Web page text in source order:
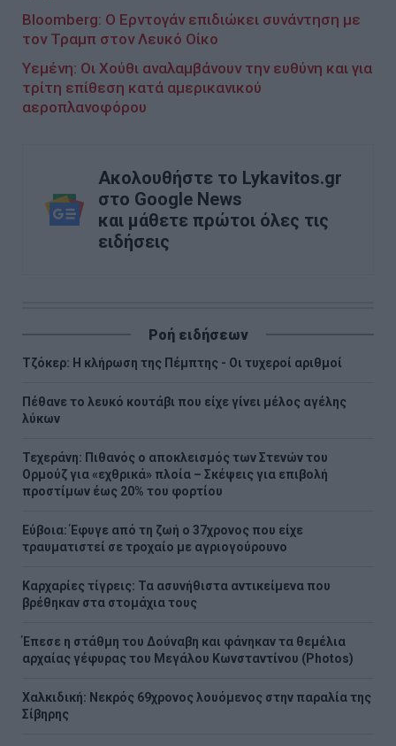
Bloomberg: Ο Ερντογάν επιδιώκει συνάντηση με
τον Τραμπ στον Λευκό Οίκο
Υεμένη: Οι Χούθι αναλαμβάνουν την ευθύνη και για
τρίτη επίθεση κατά αμερικανικού
αεροπλανοφόρου
Ακολουθήστε το Lykavitos.gr
στο Google News
και μάθετε πρώτοι όλες τις
ειδήσεις
Ροή ειδήσεων
Τζόκερ: Η κλήρωση της Πέμπτης - Οι τυχεροί αριθμοί
Πέθανε το λευκό κουτάβι που είχε γίνει μέλος αγέλης
λύκων
Τεχεράνη: Πιθανός ο αποκλεισμός των Στενών του
Ορμούζ για «εχθρικά» πλοία – Σκέψεις για επιβολή
προστίμων έως 20% του φορτίου
Εύβοια: Έφυγε από τη ζωή ο 37χρονος που είχε
τραυματιστεί σε τροχαίο με αγριογούρουνο
Καρχαρίες τίγρεις: Τα ασυνήθιστα αντικείμενα που
βρέθηκαν στα στομάχια τους
Έπεσε η στάθμη του Δούναβη και φάνηκαν τα θεμέλια
αρχαίας γέφυρας του Μεγάλου Κωνσταντίνου (Photos)
Χαλκιδική: Νεκρός 69χρονος λουόμενος στην παραλία της
Σίβηρης